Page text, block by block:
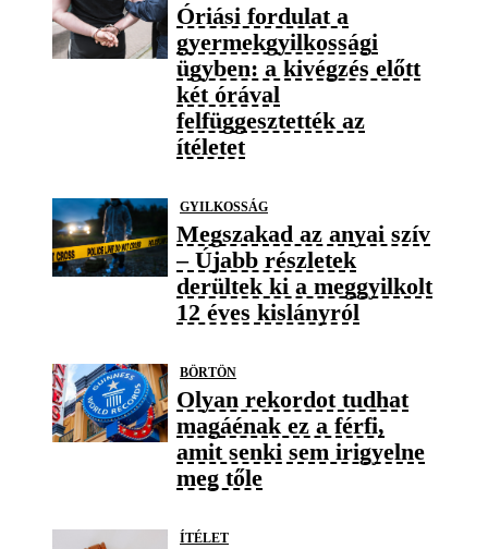
Óriási fordulat a
gyermekgyilkossági
ügyben: a kivégzés előtt
két órával
felfüggesztették az
ítéletet
GYILKOSSÁG
Megszakad az anyai szív
– Újabb részletek
derültek ki a meggyilkolt
12 éves kislányról
BÖRTÖN
Olyan rekordot tudhat
magáénak ez a férfi,
amit senki sem irigyelne
meg tőle
ÍTÉLET